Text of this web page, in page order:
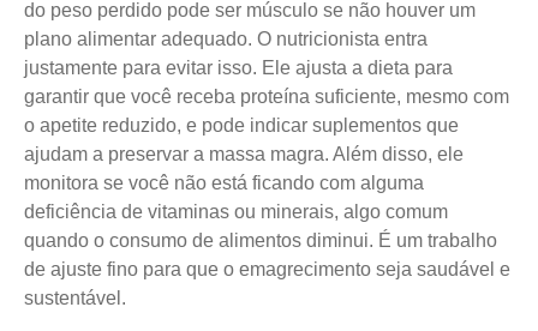
do peso perdido pode ser músculo se não houver um
plano alimentar adequado. O nutricionista entra
justamente para evitar isso. Ele ajusta a dieta para
garantir que você receba proteína suficiente, mesmo com
o apetite reduzido, e pode indicar suplementos que
ajudam a preservar a massa magra. Além disso, ele
monitora se você não está ficando com alguma
deficiência de vitaminas ou minerais, algo comum
quando o consumo de alimentos diminui. É um trabalho
de ajuste fino para que o emagrecimento seja saudável e
sustentável.